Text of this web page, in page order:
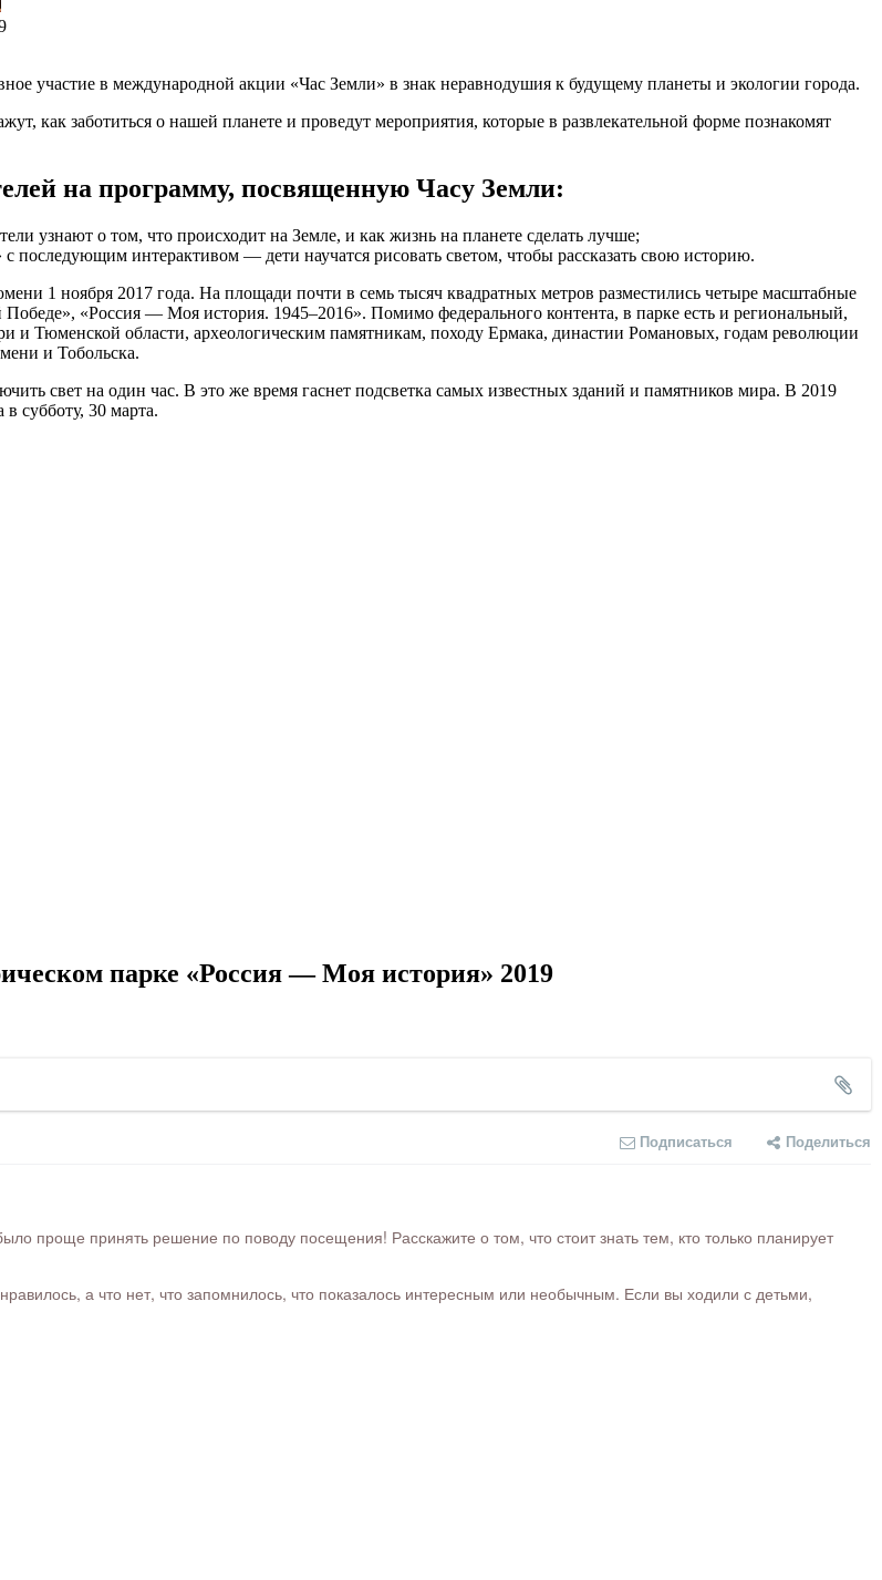
участие в международной акции «Час Земли» в знак неравнодушия к будущему планеты и экологии города.
как заботиться о нашей планете и проведут мероприятия, которые в развлекательной форме познакомят
на программу, посвященную Часу Земли:
узнают о том, что происходит на Земле, и как жизнь на планете сделать лучше;
последующим интерактивом — дети научатся рисовать светом, чтобы рассказать свою историю.
1 ноября 2017 года. На площади почти в семь тысяч квадратных метров разместились четыре масштабные
«Россия — Моя история. 1945–2016». Помимо федерального контента, в парке есть и региональный,
Тюменской области, археологическим памятникам, походу Ермака, династии Романовых, годам революции
и Тобольска.
свет на один час. В это же время гаснет подсветка самых известных зданий и памятников мира. В 2019
субботу, 30 марта.
парке «Россия — Моя история» 2019
Подписаться Поделиться
проще принять решение по поводу посещения! Расскажите о том, что стоит знать тем, кто только планирует
а что нет, что запомнилось, что показалось интересным или необычным. Если вы ходили с детьми,